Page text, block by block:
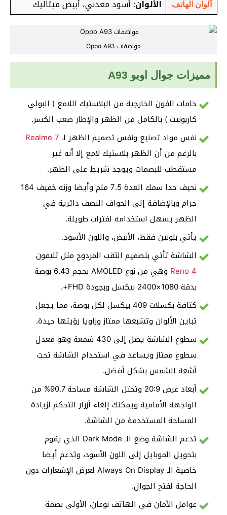
ألوان الهاتف الألوان: أسود معدني، أبيض ميتاليك
مواصفات Oppo A93
مميزات جوال اوبو A93
خامات الفون الخارجية من البلاستيك اللامع ( البولي
كاربونيت ) بالكامل من الظهر والإطار صعب الكسر.
نفس مواد تصنيع ونفس تصميم الظهر لـ Realme 7
بالرغم من أن الظهر بلاستيك لامع إلا أنه غير
مستقطب للبصمات ويوجد شريط على الظهر.
نحيف جدا سمك العدة 7.5 ملم وأيضا وزنه خفيف 164
جرام وبالإضافة إلى الحواف النصف دائرية في
الظهر يسهل استخدامه لفترات طويلة.
يأتي بلونين فقط، الأبيض، واللون الأسود.
الشاشة تأتي بتصميم الثقب المزدوج مثل تليفون
Reno 4
وهي من نوع AMOLED بحجم 6.43 بوصة
بدقة 1080×2400 بيكسل وبجودة FHD+.
كثافة بكسلات 409 بيكسل لكل بوصة، مما يجعل
تباين الألوان وتشبعها ممتاز وزاويا رؤيتها جيدة.
سطوع الشاشة يصل إلى 430 شمعة وهو معدل
سطوع ممتاز ويساعد في استخدام الشاشة تحت
أشعة الشمس بشكل أفضل.
أبعاد عرض 20:9 وتحتل الشاشة مساحة 90.7% من
الواجهة الأمامية ويمكنك إلغاء أزرار التحكم لزيادة
المساحة المستخدمة من الشاشة.
تدعم الشاشة وضع الـ Dark Mode الذي يقوم
بتحويل الموبايل إلى اللون الأسود، وتدعم أيضا
خاصية الـ Always On Display لعرض الإشعارات دون
الحاجة لفتح الجوال.
عوامل الأمان في الهاتف نوعان، الأولى بصمة